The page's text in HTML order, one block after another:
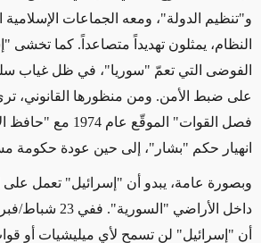
و"تنظيم الدولة"، ومعه الجماعات
النظام، يمثلون تهديداً متصاعداً. كما تخشى
الفوضى التي تعمّ "سوريا"، في ظل غياب
على ضبط الأمن. ومن منظورها القانوني،
فصل القوات" الموقّع
انهيار حكم "بشار"، إلى حين عودة حكومة
وبصورة عامة، يبدو أن "إسرائيل" تعمل على
داخل الأراضي "السورية". ففي 23 شباط/فبراير،
أن "إسرائيل" لن تسمح لأي ميليشيات أو